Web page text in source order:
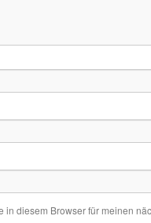
in diesem Browser für meinen